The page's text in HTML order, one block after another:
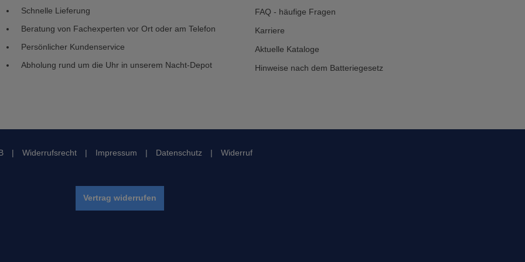
Schnelle Lieferung
Beratung von Fachexperten vor Ort oder am Telefon
Persönlicher Kundenservice
Abholung rund um die Uhr in unserem Nacht-Depot
FAQ - häufige Fragen
Karriere
Aktuelle Kataloge
Hinweise nach dem Batteriegesetz
| Widerrufsrecht | Impressum | Datenschutz | Widerruf
Vertrag widerrufen